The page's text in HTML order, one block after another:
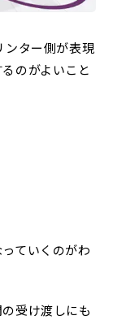
ンター側が表現
のがよいこと
ていくのがわ
受け渡しにも